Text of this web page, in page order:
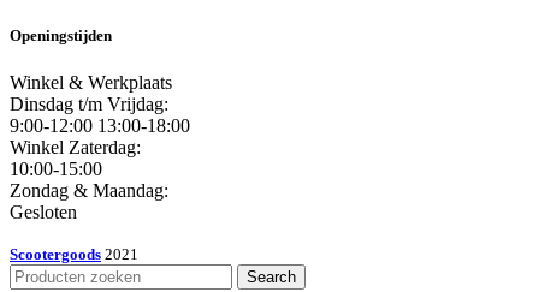
Openingstijden
Winkel & Werkplaats
Dinsdag t/m Vrijdag:
9:00-12:00 13:00-18:00
Winkel Zaterdag:
10:00-15:00
Zondag & Maandag:
Gesloten
Scootergoods 2021
Search